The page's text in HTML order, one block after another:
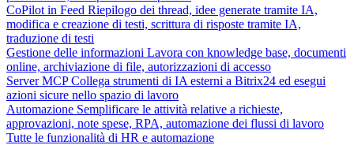
CoPilot in Feed Riepilogo dei thread, idee generate tramite IA,
modifica e creazione di testi, scrittura di risposte tramite IA,
traduzione di testi
Gestione delle informazioni Lavora con knowledge base, documenti
online, archiviazione di file, autorizzazioni di accesso
Server MCP Collega strumenti di IA esterni a Bitrix24 ed esegui
azioni sicure nello spazio di lavoro
Automazione Semplificare le attività relative a richieste,
approvazioni, note spese, RPA, automazione dei flussi di lavoro
Tutte le funzionalità di HR e automazione